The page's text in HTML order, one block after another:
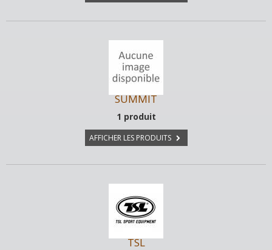
SUMMIT
1 produit
AFFICHER LES PRODUITS
TSL